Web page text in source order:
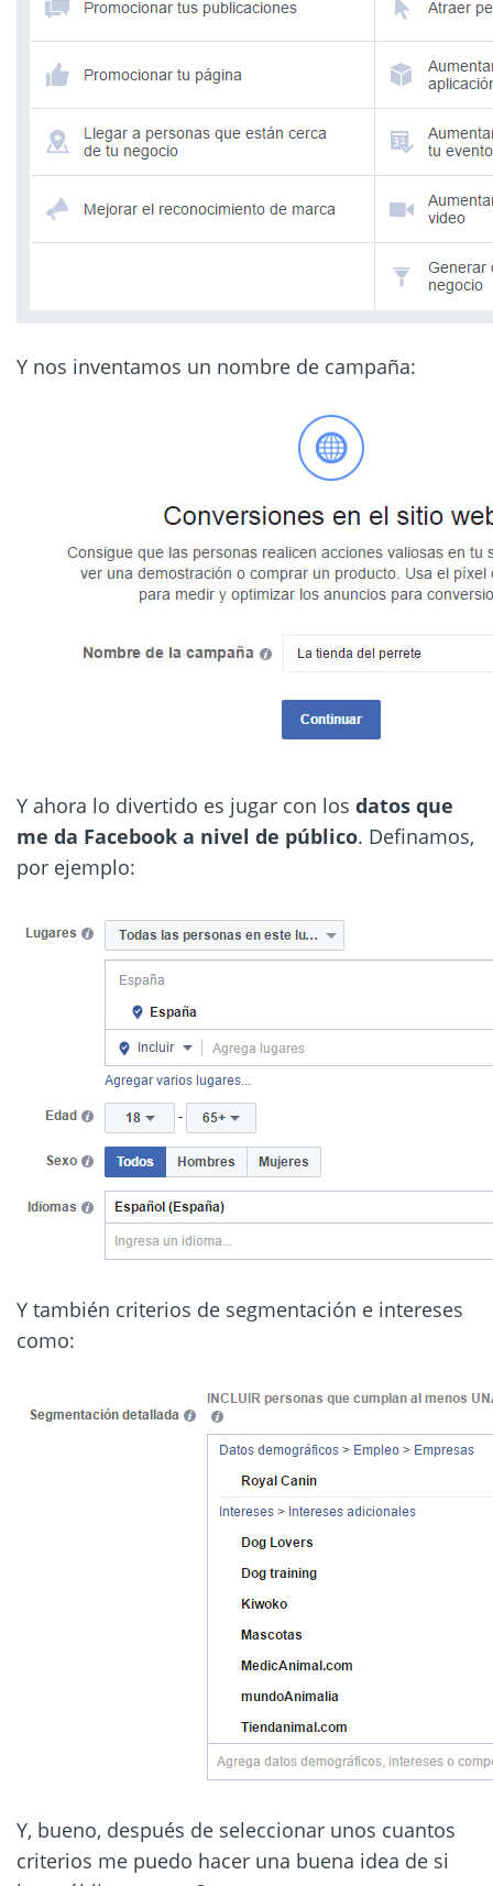
Y nos inventamos un nombre de campaña:
Y ahora lo divertido es jugar con los datos que
me da Facebook a nivel de público. Definamos,
por ejemplo:
Y también criterios de segmentación e intereses
como:
Y, bueno, después de seleccionar unos cuantos
criterios me puedo hacer una buena idea de si